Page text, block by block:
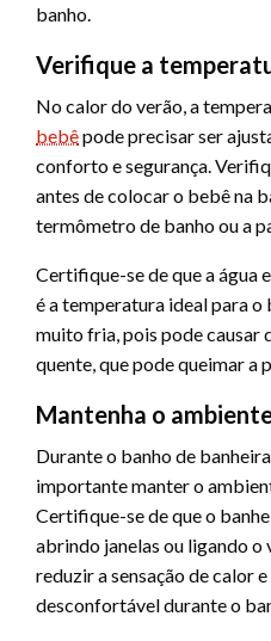
banho.
Verifique a
No calor do verão, a
bebêpode precisar ser
conforto e segurança.
antes de colocar o bebê na
termômetro de banho ou a
Certifique-se de que a água
é a temperatura ideal para o
muito fria, pois pode causar
quente, que pode queimar a
Mantenha o
Durante o banho de
importante manter o
Certifique-se de que o
abrindo janelas ou ligando o
reduzir a sensação de calor
desconfortável durante o